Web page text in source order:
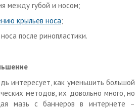
между губой и носом;
крыльев носа;
после ринопластики.
интересует, как уменьшить большой
методов, их довольно много, но
мазь с баннеров в интернете –